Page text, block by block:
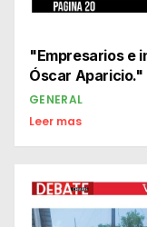
"Empresarios e
GENERAL
Leer mas